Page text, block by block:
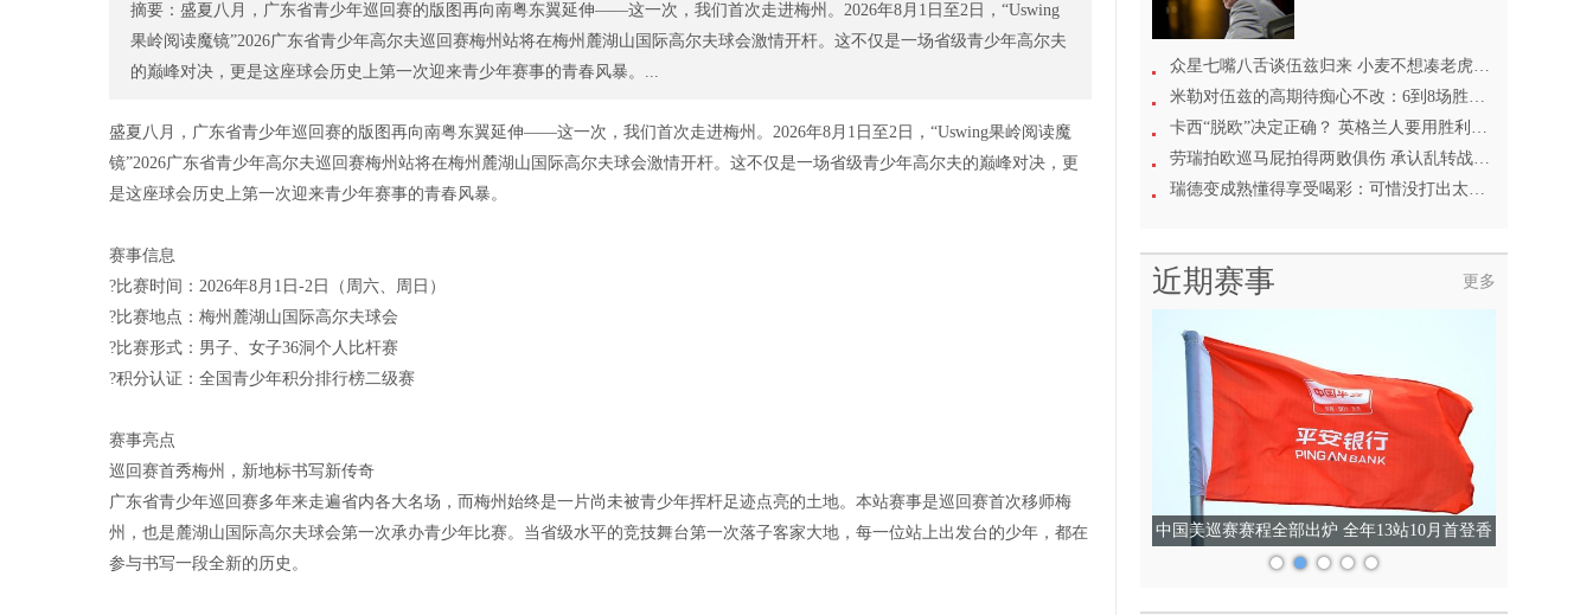
摘要：盛夏八月，广东省青少年巡回赛的版图再向南粤东翼延伸——这一次，我们首次走进梅州。2026年8月1日至2日，“Uswing
果岭阅读魔镜”2026广东省青少年高尔夫巡回赛梅州站将在梅州麓湖山国际高尔夫球会激情开杆。这不仅是一场省级青少年高尔夫
的巅峰对决，更是这座球会历史上第一次迎来青少年赛事的青春风暴。...
盛夏八月，广东省青少年巡回赛的版图再向南粤东翼延伸——这一次，我们首次走进梅州。2026年8月1日至2日，“Uswing果岭阅读魔
镜”2026广东省青少年高尔夫巡回赛梅州站将在梅州麓湖山国际高尔夫球会激情开杆。这不仅是一场省级青少年高尔夫的巅峰对决，更
是这座球会历史上第一次迎来青少年赛事的青春风暴。
赛事信息
?比赛时间：2026年8月1日-2日（周六、周日）
?比赛地点：梅州麓湖山国际高尔夫球会
?比赛形式：男子、女子36洞个人比杆赛
?积分认证：全国青少年积分排行榜二级赛
赛事亮点
巡回赛首秀梅州，新地标书写新传奇
广东省青少年巡回赛多年来走遍省内各大名场，而梅州始终是一片尚未被青少年挥杆足迹点亮的土地。本站赛事是巡回赛首次移师梅
州，也是麓湖山国际高尔夫球会第一次承办青少年比赛。当省级水平的竞技舞台第一次落子客家大地，每一位站上出发台的少年，都在
参与书写一段全新的历史。
众星七嘴八舌谈伍兹归来 小麦不想凑老虎热闹
米勒对伍兹的高期待痴心不改：6到8场胜利没问题
卡西“脱欧”决定正确？ 英格兰人要用胜利来证明
劳瑞拍欧巡马屁拍得两败俱伤 承认乱转战线遭反噬
瑞德变成熟懂得享受喝彩：可惜没打出太多精彩球
更多
近期赛事
中国美巡赛赛程全部出炉 全年13站10月首登香
港
第98届美国PGA锦标赛全名单 群雄角逐沃纳梅
克杯